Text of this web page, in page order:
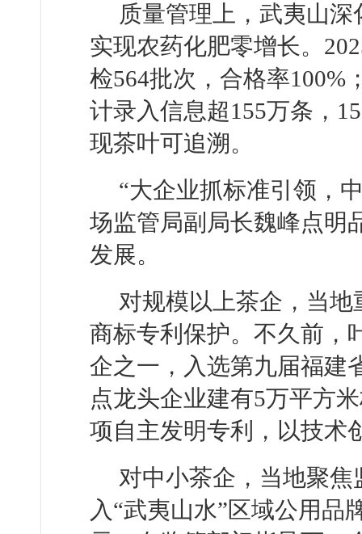
质量管理上，武夷山
实现农药化肥零增长。
检564批次，合格率100%
计录入信息超155万条，
现茶叶可追溯。
“大企业抓标准引领，
场监管局副局长魏峰点明
发展。
对规模以上茶企，当
商标专利保护。不久前，
企之一，入选第九届福建
点龙头企业建有5万平方
项自主发明专利，以技术
对中小茶企，当地聚
入“武夷山水”区域公用品